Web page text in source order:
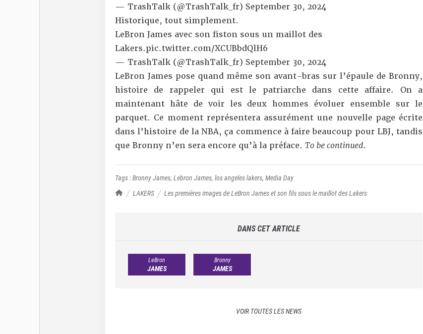
TrashTalk Actu NBA
LAKERS Les premières images de LeBron James et son fils sous le maillot des Lakers
— TrashTalk (@TrashTalk_fr) September 30, 2024
Historique, tout simplement.
LeBron James avec son fiston sous un maillot des
Lakers.pic.twitter.com/XCUBbdQlH6
— TrashTalk (@TrashTalk_fr) September 30, 2024
LeBron James pose quand même son avant-bras sur l’épaule de Bronny,
histoire de rappeler qui est le patriarche dans cette affaire. On a
maintenant hâte de voir les deux hommes évoluer ensemble sur le
parquet. Ce moment représentera assurément une nouvelle page écrite
dans l’histoire de la NBA, ça commence à faire beaucoup pour LBJ, tandis
que Bronny n’en sera encore qu’à la préface. To be continued.
Tags :Bronny James, Lebron James, los angeles lakers, Media Day
DANS CET ARTICLE
LeBron
JAMES
Bronny
JAMES
VOIR TOUTES LES NEWS